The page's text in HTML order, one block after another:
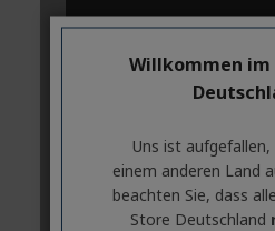
Willkommen im
Uns ist aufgefallen,
einem anderen Land
beachten Sie, dass
Store Deutschland